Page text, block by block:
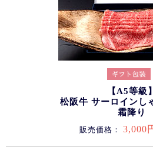
【A5等級】
松阪牛 サーロインし
霜降り
販売価格： 3,000